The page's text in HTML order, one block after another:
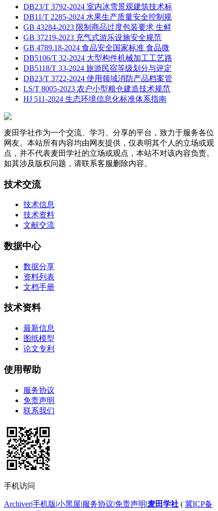
DB23/T 3792-2024 室内冰雪景观建筑技术标
DB11/T 2285-2024 水果生产质量安全控制规
GB 43284-2023 限制商品过度包装要求 生鲜
GB 37219-2023 充气式游乐设施安全规范
GB 4789.18-2024 食品安全国家标准 食品微
DB5106/T 32-2024 大型构件机械加工工艺路
DB5118/T 33-2024 旅游民宿等级划分与评定
DB23/T 3722-2024 使用领域消防产品档案管
LS/T 8005-2023 农户小型粮仓建造技术规范
HJ 511-2024 生态环境信息化标准体系指南
麦田学社作为一个交流、学习、分享的平台，致力于服务各位
网友。本站所有内容均由网友提供，仅表明其个人的立场或观
点，并不代表麦田学社的立场或观点，本站不对该内容负责。
如其涉及版权问题，请联系客服删除内容。
技术交流
技术信息
技术资料
文献交流
数据中心
数据分享
资料列表
文档手册
技术资料
最新信息
图纸模型
论文专利
使用帮助
服务协议
免责声明
联系我们
手机访问
Archiver|手机版|小黑屋|服务协议|免责声明|麦田学社 ( 冀ICP备